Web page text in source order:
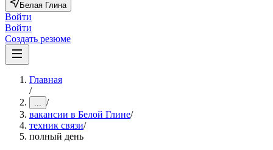
Белая Глина
Войти
Войти
Создать резюме
Главная
/
... /
вакансии в Белой Глине/
техник связи/
полный день